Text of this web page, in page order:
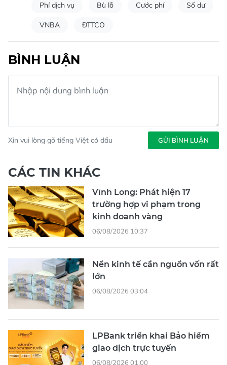
Phí dịch vụ Bù lỗ Cước phí Số dư
VNBA ĐTTCO
BÌNH LUẬN
Xin vui lòng gõ tiếng Việt có dấu GỬI BÌNH LUẬN
CÁC TIN KHÁC
Vĩnh Long: Phát hiện 17
trường hợp vi phạm trong
kinh doanh vàng
06/08/2026 10:37
Nền kinh tế cần nguồn vốn rất
lớn
06/08/2026 03:04
LPBank triển khai Bảo hiểm
giao dịch trực tuyến
06/08/2026 01:00